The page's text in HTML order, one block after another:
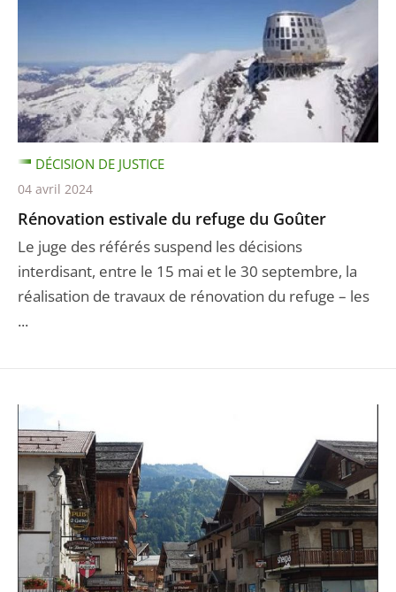
Rénovation estivale du refuge du Goûter
Le juge des référés suspend les décisions
interdisant, entre le 15 mai et le 30 septembre, la
réalisation de travaux de rénovation du refuge – les
...
DÉCISION DE JUSTICE
04 avril 2024